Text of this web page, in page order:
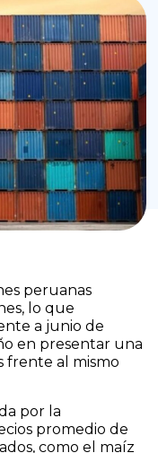
peruanas
lo que
a junio de
en presentar una
frente al mismo
por la
promedio de
como el maíz